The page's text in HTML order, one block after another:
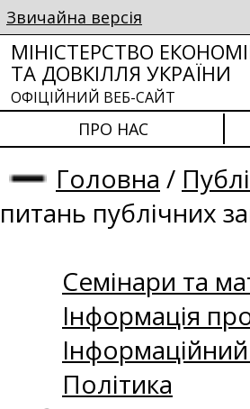
Звичайна версія
МІНІСТЕРСТВО
ТА ДОВКІЛЛЯ УКРАЇНИ
ОФІЦІЙНИЙ ВЕБ-САЙТ
ПРО НАС
Головна /
питань публічних
Семінари та
Інформація
Політика